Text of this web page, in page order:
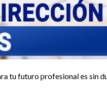
tu futuro profesional es sin